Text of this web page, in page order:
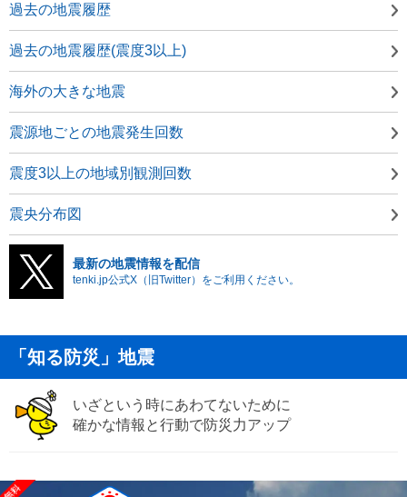
過去の地震履歴
過去の地震履歴(震度3以上)
海外の大きな地震
震源地ごとの地震発生回数
震度3以上の地域別観測回数
震央分布図
最新の地震情報を配信
tenki.jp公式X（旧Twitter）をご利用ください。
「知る防災」地震
いざという時にあわてないために
確かな情報と行動で防災力アップ